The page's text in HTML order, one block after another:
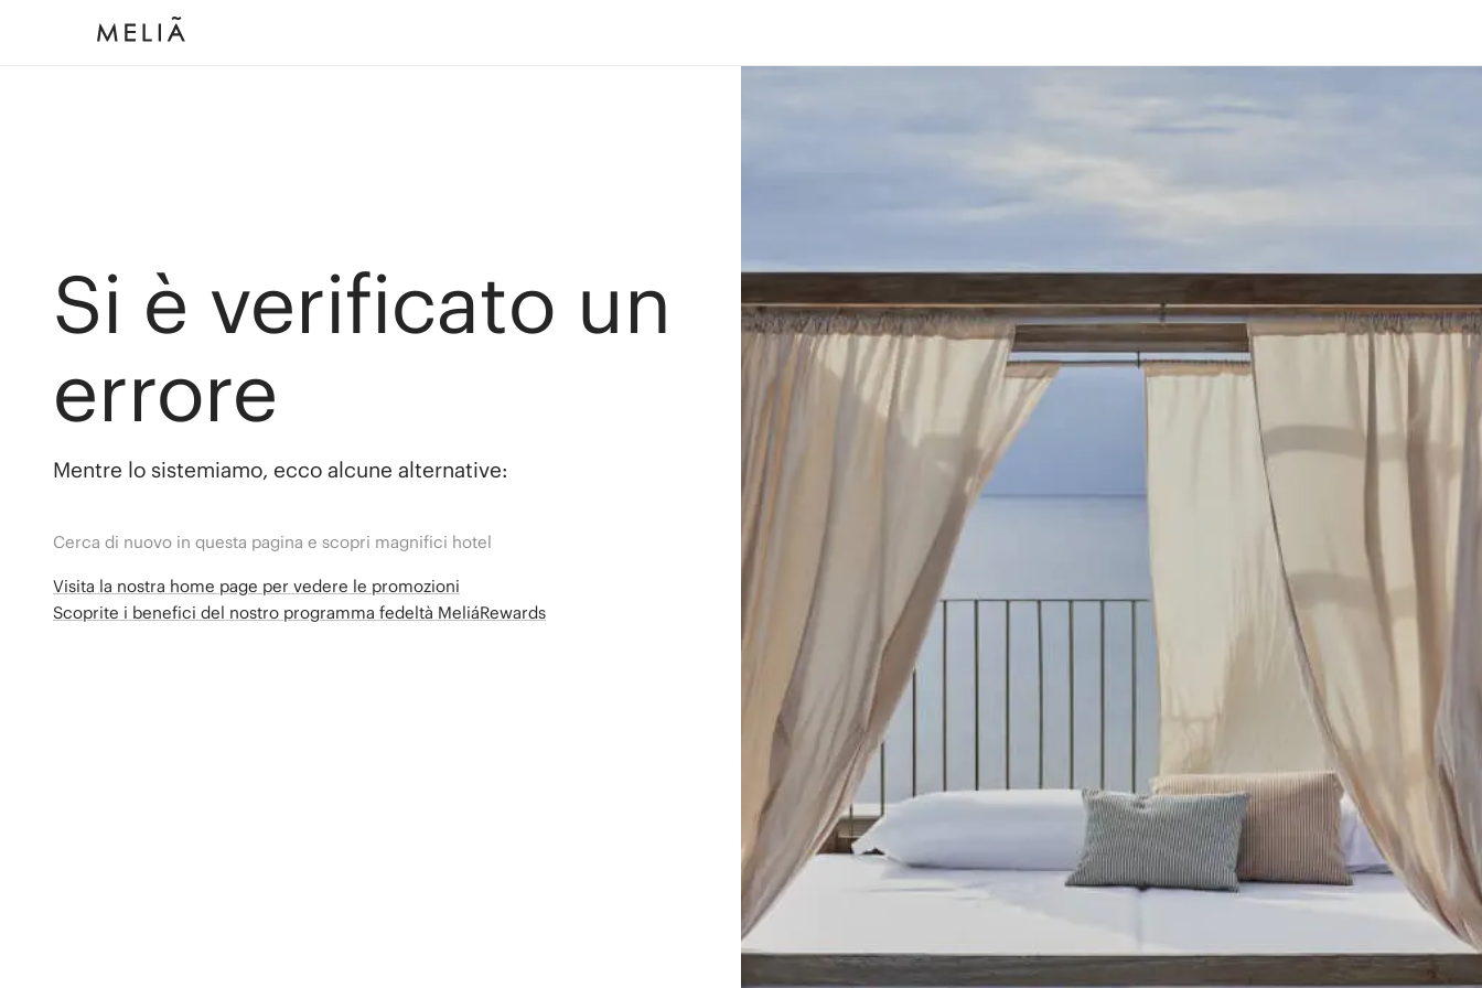
Si è verificato un
errore
Mentre lo sistemiamo, ecco alcune alternative:
Cerca di nuovo in questa pagina e scopri magnifici hotel
Visita la nostra home page per vedere le promozioni
Scoprite i benefici del nostro programma fedeltà MeliáRewards